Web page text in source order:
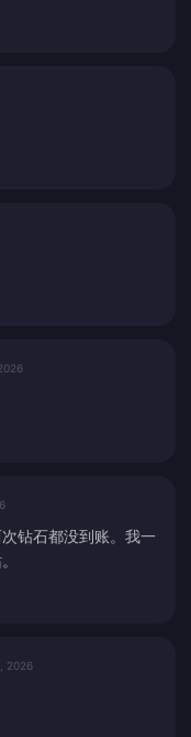
钻石都没到账。我一
2026